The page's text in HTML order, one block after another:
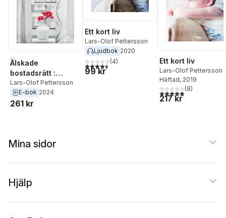
Älskade
bostadsrätt :
handfasta råd inför
köp och aktivt
föreningsliv
Lars-Olof Pettersson
E-bok 2024
261 kr
Ett kort liv
Lars-Olof Pettersson
Ljudbok 2020
4,5utav 5 stjärnor. Totalt antal röster:
(4)
99 kr
Ett kort liv
Lars-Olof Pettersson
Häftad, 2019
4,9utav 5 stjärnor.
(8)
217 kr
Mina sidor
Hjälp